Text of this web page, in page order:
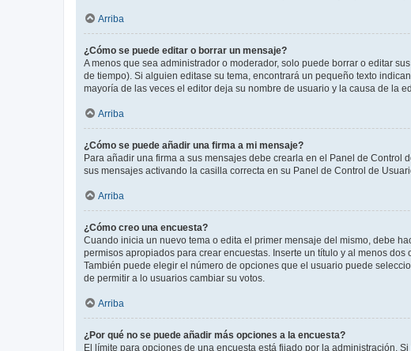
Arriba
¿Cómo se puede editar o borrar un mensaje?
A menos que sea administrador o moderador, solo puede borrar o editar
de tiempo). Si alguien editase su tema, encontrará un pequeño texto
mayoría de las veces el editor deja su nombre de usuario y la causa de la
Arriba
¿Cómo se puede añadir una firma a mi mensaje?
Para añadir una firma a sus mensajes debe crearla en el Panel de Control
sus mensajes activando la casilla correcta en su Panel de Control de
Arriba
¿Cómo creo una encuesta?
Cuando inicia un nuevo tema o edita el primer mensaje del mismo, debe
permisos apropiados para crear encuestas. Inserte un título y al menos
También puede elegir el número de opciones que el usuario puede
de permitir a lo usuarios cambiar su votos.
Arriba
¿Por qué no se puede añadir más opciones a la encuesta?
El límite para opciones de una encuesta está fijado por la administración.